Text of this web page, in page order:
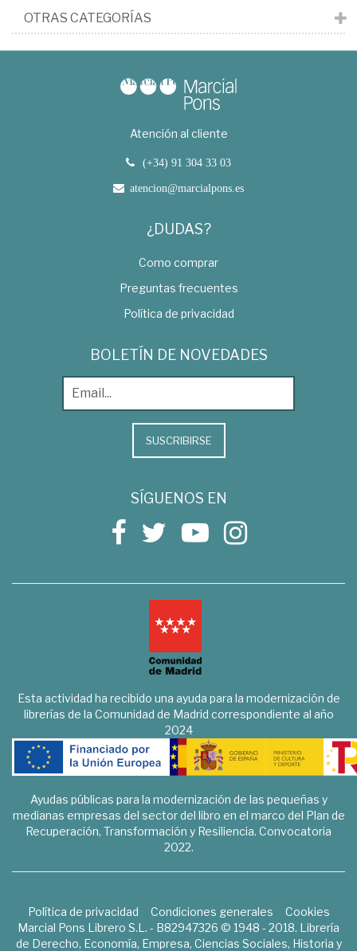
OTRAS CATEGORÍAS
Atención al cliente
(+34) 91 304 33 03
atencion@marcialpons.es
¿DUDAS?
Como comprar
Preguntas frecuentes
Política de privacidad
BOLETÍN DE NOVEDADES
SUSCRIBIRSE
SÍGUENOS EN
Esta actividad ha recibido una ayuda para la modernización de
librerías de la Comunidad de Madrid correspondiente al año
2024
Ayudas públicas para la modernización de las pequeñas y
medianas empresas del sector del libro en el marco del Plan de
Recuperación, Transformación y Resiliencia. Convocatoria
2022.
Política de privacidad Condiciones generales
Cookies
Marcial Pons Librero S.L. - B82947326 © 1948 - 2018. Librería
de Derecho, Economía, Empresa, Ciencias Sociales, Historia y